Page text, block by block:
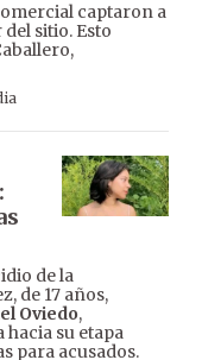
captaron a
sitio. Esto
de la
de 17 años,
Oviedo,
hacia su etapa
para acusados.